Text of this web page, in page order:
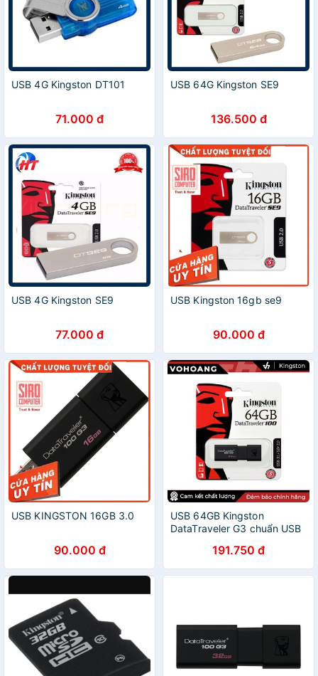
USB 4G Kingston DT101
71.000 đ
USB 64G Kingston SE9
136.500 đ
USB 4G Kingston SE9
77.000 đ
USB Kingston 16gb se9
90.000 đ
USB KINGSTON 16GB 3.0
90.000 đ
USB 64GB Kingston
DataTraveler G3 chuẩn USB
Kingston DT100G3
191.750 đ